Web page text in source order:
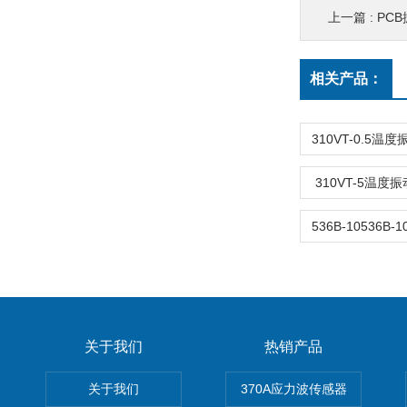
上一篇 : PCB
相关产品：
310VT-5温度振
关于我们
关于我们
热销产品
370A应力波传感器